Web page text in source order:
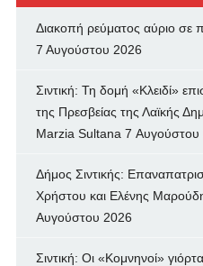
Διακοπή ρεύματος αύριο σε
7 Αυγούστου 2026
Σιντική: Τη δομή «Κλειδί»
της Πρεσβείας της Λαϊκής
Marzia Sultana 7 Αυγούστου
Δήμος Σιντικής:
Χρήστου και Ελένης
Αυγούστου 2026
Σιντική: Οι «Κομνηνοί»